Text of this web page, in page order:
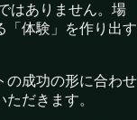
はありません。場
「体験」を作り出す
の成功の形に合わせ
だきます。